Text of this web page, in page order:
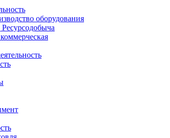
оборудования